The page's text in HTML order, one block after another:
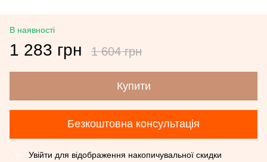
В наявності
1 283 грн 1 604 грн
Купити
Безкоштовна консультація
Увійти для відображення накопичувальної скидки